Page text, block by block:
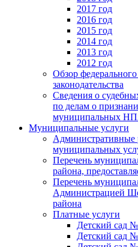
2017 год
2016 год
2015 год
2014 год
2013 год
2012 год
Обзор
законодательства
Сведения о
по делам о
муниципальных
Муниципальные услуги
Административные
муниципальных
Перечень
района,
Перечень
Администрацией
района
Платные услуги
Детский сад
Детский сад